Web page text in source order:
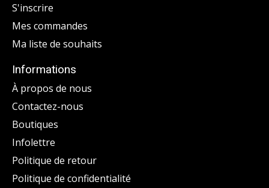
S'inscrire
Mes commandes
Ma liste de souhaits
Informations
À propos de nous
Contactez-nous
Boutiques
Infolettre
Politique de retour
Politique de confidentialité